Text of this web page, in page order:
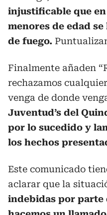
injustificable que
menores de edad
de fuego.
Finalmente añaden
rechazamos
venga de donde
Juventud’s del
por lo sucedido y
los hechos
Este comunicado
aclarar que la
indebidas por parte